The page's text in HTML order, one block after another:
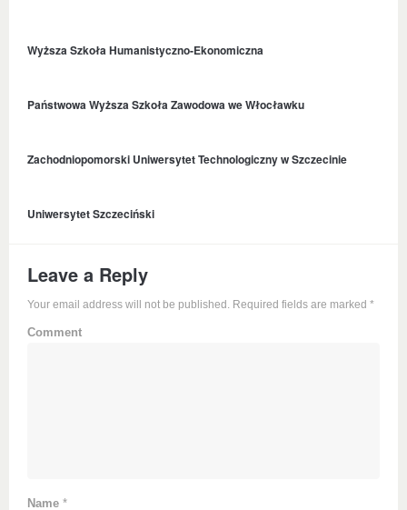
Wyższa Szkoła Humanistyczno-Ekonomiczna
Państwowa Wyższa Szkoła Zawodowa we Włocławku
Zachodniopomorski Uniwersytet Technologiczny w Szczecinie
Uniwersytet Szczeciński
Leave a Reply
Your email address will not be published. Required fields are marked *
Comment
Name *